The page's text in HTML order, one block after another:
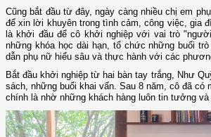
Cũng bắt đầu từ đây, ngày càng nhiều chị em
để xin lời khuyên trong tình cảm, công việc, gia
là khởi đầu để cô khởi nghiệp với vai trò
những khóa học dài hạn, tổ chức những buổi
dẫn phụ nữ hiểu sâu và thực hành với các
Bắt đầu khởi nghiệp từ hai bàn tay trắng, Như
sách, những buổi khai vấn. Sau 8 năm, cô đã có
chính là nhờ những khách hàng luôn tin tưởng và